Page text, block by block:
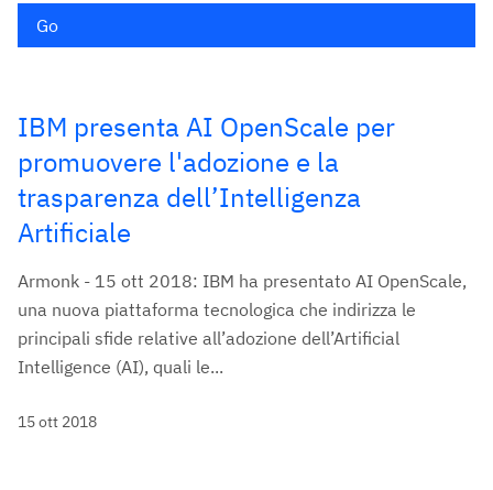
Go
IBM presenta AI OpenScale per
promuovere l'adozione e la
trasparenza dell’Intelligenza
Artificiale
Armonk - 15 ott 2018: IBM ha presentato AI OpenScale,
una nuova piattaforma tecnologica che indirizza le
principali sfide relative all’adozione dell’Artificial
Intelligence (AI), quali le...
15 ott 2018